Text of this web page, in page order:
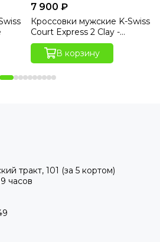
7 900 ₽
Кроссовки мужские K-Swiss
Court Express 2 Clay -
Black/White
В корзину
тракт, 101 (за 5 кортом)
часов